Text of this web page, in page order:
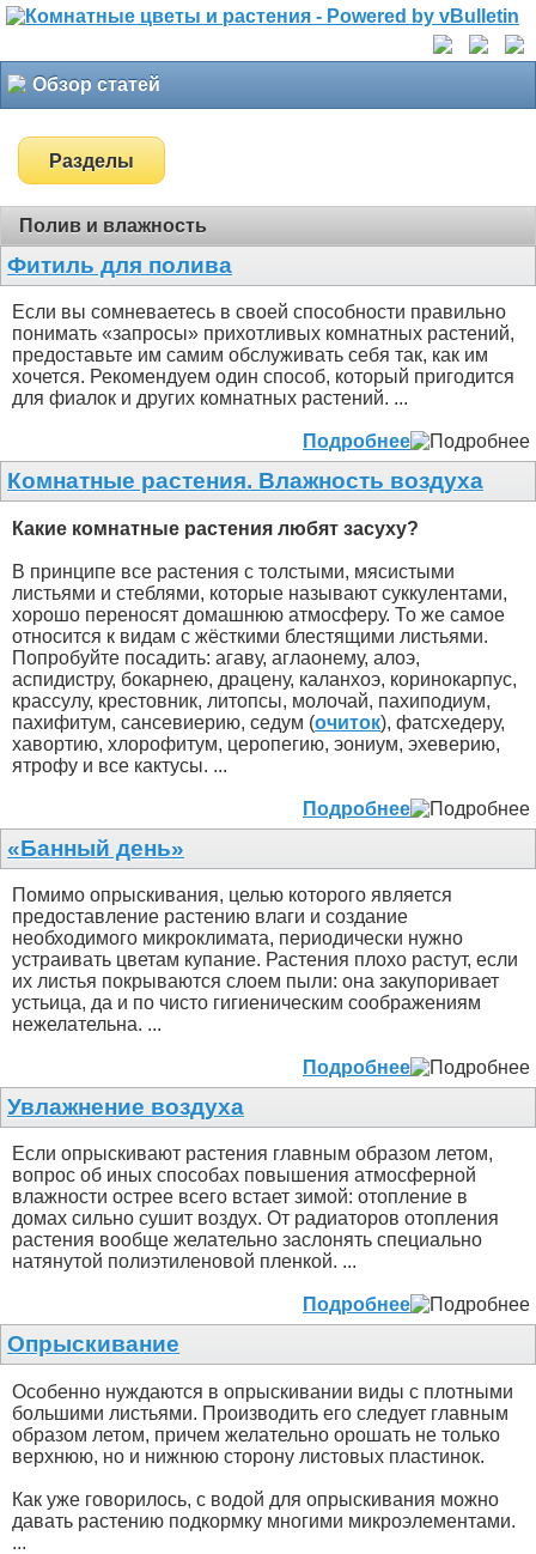
Обзор статей
Разделы
Полив и влажность
Фитиль для полива
Если вы сомневаетесь в своей способности правильно
понимать «запросы» прихотливых комнатных растений,
предоставьте им самим обслуживать себя так, как им
хочется. Рекомендуем один способ, который пригодится
для фиалок и других комнатных растений. ...
Подробнее
Комнатные растения. Влажность воздуха
Какие комнатные растения любят засуху?
В принципе все растения с толстыми, мясистыми
листьями и стеблями, которые называют суккулентами,
хорошо переносят домашнюю атмосферу. То же самое
относится к видам с жёсткими блестящими листьями.
Попробуйте посадить: агаву, аглаонему, алоэ,
аспидистру, бокарнею, драцену, каланхоэ, коринокарпус,
крассулу, крестовник, литопсы, молочай, пахиподиум,
пахифитум, сансевиерию, седум (очиток), фатсхедеру,
хавортию, хлорофитум, церопегию, эониум, эхеверию,
ятрофу и все кактусы. ...
Подробнее
«Банный день»
Помимо опрыскивания, целью которого является
предоставление растению влаги и создание
необходимого микроклимата, периодически нужно
устраивать цветам купание. Растения плохо растут, если
их листья покрываются слоем пыли: она закупоривает
устьица, да и по чисто гигиеническим соображениям
нежелательна. ...
Подробнее
Увлажнение воздуха
Если опрыскивают растения главным образом летом,
вопрос об иных способах повышения атмосферной
влажности острее всего встает зимой: отопление в
домах сильно сушит воздух. От радиаторов отопления
растения вообще желательно заслонять специально
натянутой полиэтиленовой пленкой. ...
Подробнее
Опрыскивание
Особенно нуждаются в опрыскивании виды с плотными
большими листьями. Производить его следует главным
образом летом, причем желательно орошать не только
верхнюю, но и нижнюю сторону листовых пластинок.
Как уже говорилось, с водой для опрыскивания можно
давать растению подкормку многими микроэлементами.
...